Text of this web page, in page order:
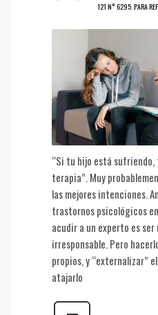
121 N° 6295 PARA
“Si tu hijo está sufriendo,
terapia”. Muy
las mejores intenciones.
trastornos psicológicos
acudir a un experto es
irresponsable. Pero
propios, y “externalizar”
atajarlo